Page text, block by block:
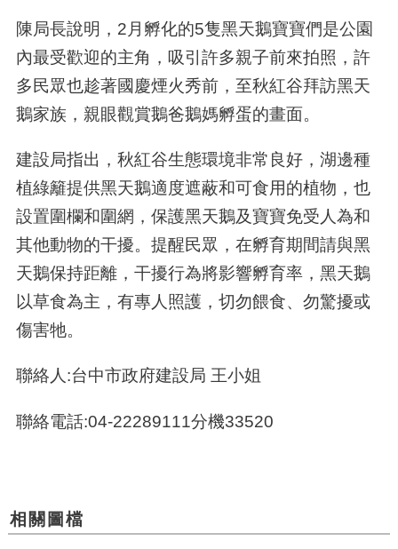
陳局長說明，2月孵化的5隻黑天鵝寶寶們是公園
內最受歡迎的主角，吸引許多親子前來拍照，許
多民眾也趁著國慶煙火秀前，至秋紅谷拜訪黑天
鵝家族，親眼觀賞鵝爸鵝媽孵蛋的畫面。
建設局指出，秋紅谷生態環境非常良好，湖邊種
植綠籬提供黑天鵝適度遮蔽和可食用的植物，也
設置圍欄和圍網，保護黑天鵝及寶寶免受人為和
其他動物的干擾。提醒民眾，在孵育期間請與黑
天鵝保持距離，干擾行為將影響孵育率，黑天鵝
以草食為主，有專人照護，切勿餵食、勿驚擾或
傷害牠。
聯絡人:台中市政府建設局 王小姐
聯絡電話:04-22289111分機33520
相關圖檔